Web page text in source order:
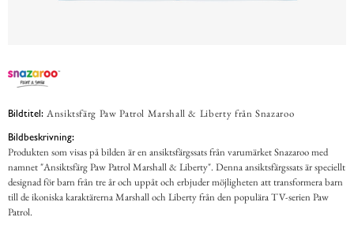
Bildtitel: Ansiktsfärg Paw Patrol Marshall & Liberty från Snazaroo
Bildbeskrivning:
Produkten som visas på bilden är en ansiktsfärgssats från varumärket Snazaroo med
namnet "Ansiktsfärg Paw Patrol Marshall & Liberty". Denna ansiktsfärgssats är speciellt
designad för barn från tre år och uppåt och erbjuder möjligheten att transformera barn
till de ikoniska karaktärerna Marshall och Liberty från den populära TV-serien Paw
Patrol.